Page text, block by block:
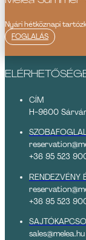
Nyári hétköznapi
FOGLALÁS
CÍM
H-9600
+36 95 523
RENDEZVÉNY
+36 95 523
sales@melea.hu